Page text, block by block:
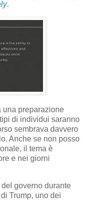
.
una preparazione
di individui saranno
sembrava davvero
Anche se non posso
il tema è
e nei giorni
governo durante
Trump, uno dei